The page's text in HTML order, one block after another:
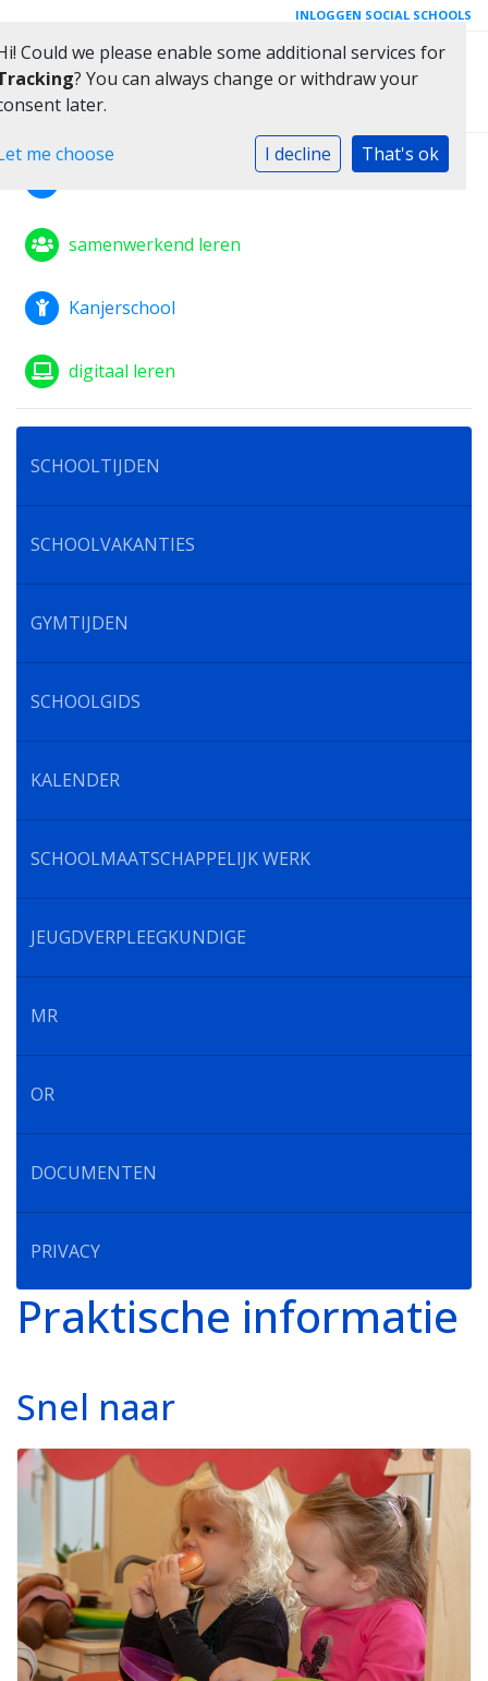
INLOGGEN SOCIAL SCHOOLS
Toggle
samenwerkend leren
Kanjerschool
digitaal leren
SCHOOLTIJDEN
SCHOOLVAKANTIES
GYMTIJDEN
SCHOOLGIDS
KALENDER
SCHOOLMAATSCHAPPELIJK WERK
JEUGDVERPLEEGKUNDIGE
MR
OR
DOCUMENTEN
PRIVACY
Praktische informatie
Snel naar
Could we please enable some additional services for
? You can always change or withdraw your
later.
me choose I decline That's ok